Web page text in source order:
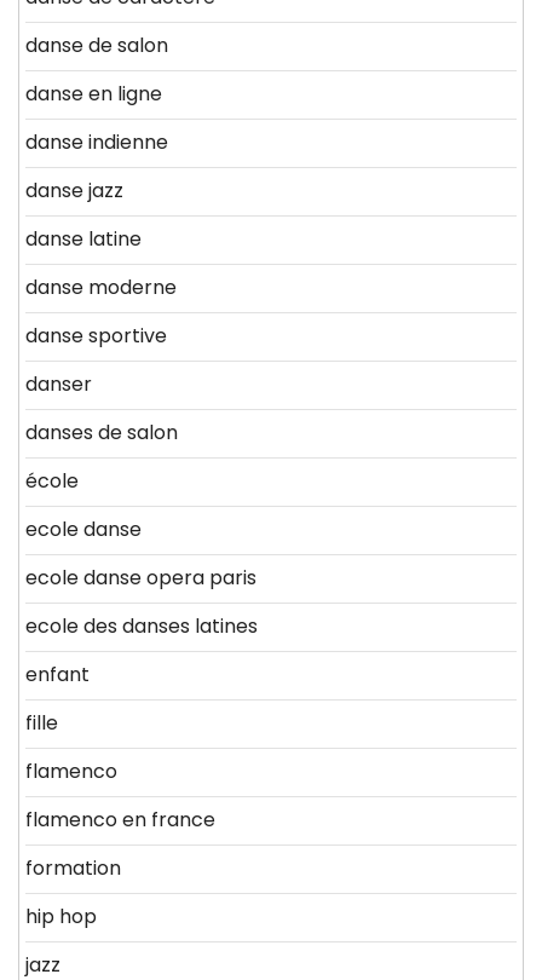
danse de salon
danse en ligne
danse indienne
danse jazz
danse latine
danse moderne
danse sportive
danser
danses de salon
école
ecole danse
ecole danse opera paris
ecole des danses latines
enfant
fille
flamenco
flamenco en france
formation
hip hop
jazz